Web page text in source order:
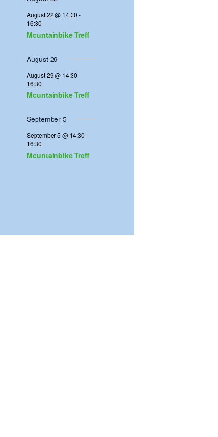
n
V
e
r
n
s
l
n
e
n
e
n
e e
e
August 22 @ 14:30 -
16:30
Mountainbike Treff
August 29
August 29 @ 14:30 -
16:30
Mountainbike Treff
September 5
September 5 @ 14:30 -
16:30
Mountainbike Treff